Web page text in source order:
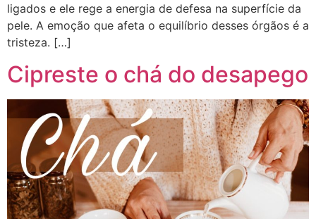
ligados e ele rege a energia de defesa na superfície da
pele. A emoção que afeta o equilíbrio desses órgãos é a
tristeza. […]
Cipreste o chá do desapego